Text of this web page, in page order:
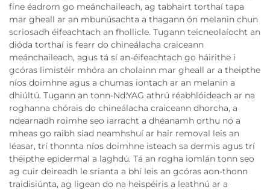
fíne éadrom go meánchaileach, ag tabhairt torthaí tapa
mar gheall ar an mbunúsachta a thagann ón melanin chun
scriosadh éifeachtach an fhollicle. Tugann teicneolaíocht an
dióda torthaí is fearr do chineálacha craiceann
meánchaileach, agus tá sí an-éifeachtach go háirithe i
gcóras limistéir mhóra an cholainn mar gheall ar a theipthe
níos doimhne agus a chumas iontach ar an melanin a
dhiúltú. Tugann an tonn-Nd:YAG athrú réabhlóideach ar na
roghanna chórais do chineálacha craiceann dhorcha, a
ndearnadh roimhe seo iarracht a dhéanamh orthu nó a
mheas go raibh siad neamhshuí ar hair removal leis an
léasar, trí thonnta níos doimhne isteach sa dermis agus trí
théipthe epidermal a laghdú. Tá an rogha iomlán tonn seo
ag cuir deireadh le srianta a bhí leis an gcóras aon-thonn
traidisiúnta, ag ligean do na heispéiris a leathnú ar a